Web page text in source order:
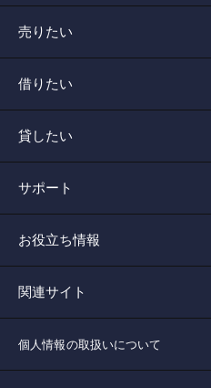
売りたい
借りたい
貸したい
サポート
お役立ち情報
関連サイト
個人情報の取扱いについて